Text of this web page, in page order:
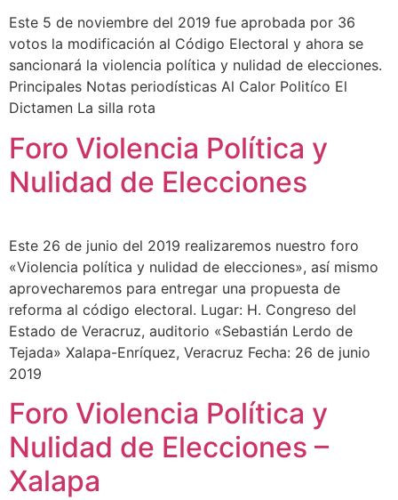
Este 5 de noviembre del 2019 fue aprobada por 36
votos la modificación al Código Electoral y ahora se
sancionará la violencia política y nulidad de elecciones.
Principales Notas periodísticas Al Calor Politíco El
Dictamen La silla rota
Foro Violencia Política y
Nulidad de Elecciones
Este 26 de junio del 2019 realizaremos nuestro foro
«Violencia política y nulidad de elecciones», así mismo
aprovecharemos para entregar una propuesta de
reforma al código electoral. Lugar: H. Congreso del
Estado de Veracruz, auditorio «Sebastián Lerdo de
Tejada» Xalapa-Enríquez, Veracruz Fecha: 26 de junio
2019
Foro Violencia Política y
Nulidad de Elecciones –
Xalapa